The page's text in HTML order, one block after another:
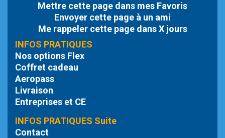
Mettre cette page dans mes Favoris
Envoyer cette page à un ami
Me rappeler cette page dans X jours
INFOS PRATIQUES
Nos options Flex
Coffret cadeau
Aeropass
Livraison
Entreprises et CE
INFOS PRATIQUES Suite
Contact